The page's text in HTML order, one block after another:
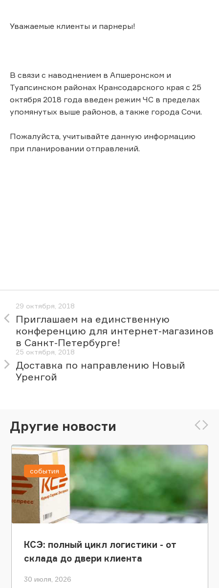
Уважаемые клиенты и парнеры!
В связи с наводнением в Апшеронском и
Туапсинском районах Крансодарского края с 25
октября 2018 года введен режим ЧС в пределах
упомянутых выше районов, а также города Сочи.
Пожалуйста, учитывайте данную информацию
при планировании отправлений.
29 октября, 2018
Приглашаем на единственную
конференцию для интернет-магазинов
в Санкт-Петербурге!
25 октября, 2018
Доставка по направлению Новый
Уренгой
Другие новости
КСЭ: полный цикл логистики - от
склада до двери клиента
30 июля, 2026
события